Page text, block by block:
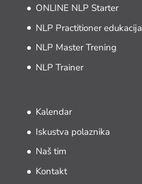
ONLINE NLP Starter
NLP Practitioner edukacija
NLP Master Trening
NLP Trainer
Kalendar
Iskustva polaznika
Naš tim
Kontakt